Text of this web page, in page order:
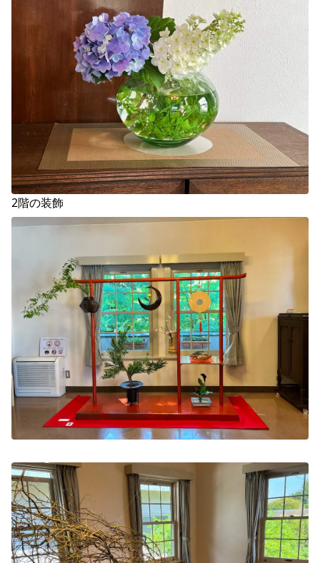
2階の装飾